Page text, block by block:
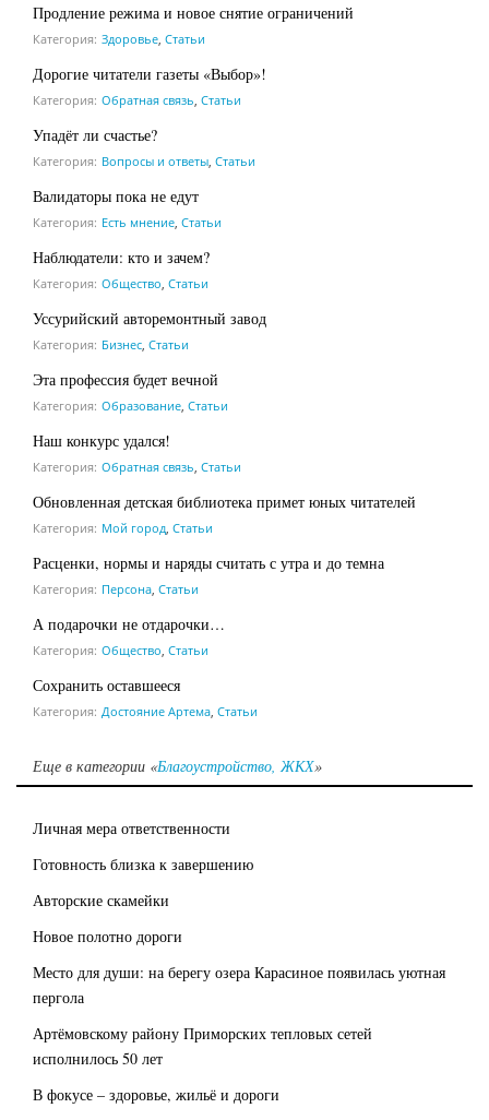
Продление режима и новое снятие ограничений
Категория: Здоровье Статьи
Дорогие читатели газеты «Выбор»!
Категория: Обратная связь Статьи
Упадёт ли счастье?
Категория: Вопросы и ответы Статьи
Валидаторы пока не едут
Категория: Есть мнение Статьи
Наблюдатели: кто и зачем?
Категория: Общество Статьи
Уссурийский авторемонтный завод
Категория: Бизнес Статьи
Эта профессия будет вечной
Категория: Образование Статьи
Наш конкурс удался!
Категория: Обратная связь Статьи
Обновленная детская библиотека примет юных читателей
Категория: Мой город Статьи
Расценки, нормы и наряды считать с утра и до темна
Категория: Персона Статьи
А подарочки не отдарочки…
Категория: Общество Статьи
Сохранить оставшееся
Категория: Достояние Артема Статьи
Еще в категории «Благоустройство, ЖКХ»
Личная мера ответственности
Готовность близка к завершению
Авторские скамейки
Новое полотно дороги
Место для души: на берегу озера Карасиное появилась уютная
пергола
Артёмовскому району Приморских тепловых сетей
исполнилось 50 лет
В фокусе – здоровье, жильё и дороги